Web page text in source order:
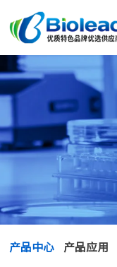
产品中心 产品应用